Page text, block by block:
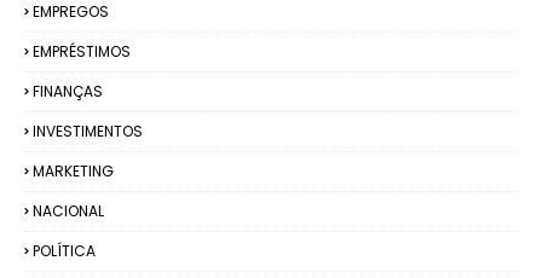
EMPREGOS
EMPRÉSTIMOS
FINANÇAS
INVESTIMENTOS
MARKETING
NACIONAL
POLÍTICA